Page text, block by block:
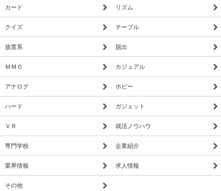
カード リズム
クイズ テーブル
放置系 脱出
ＭＭＯ カジュアル
アナログ ホビー
ハード ガジェット
ＶＲ 就活ノウハウ
専門学校 企業紹介
業界情報 求人情報
その他